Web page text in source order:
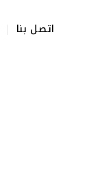
اتصل بنا